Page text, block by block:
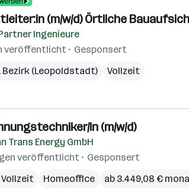
(m/w/d) Örtliche
Ingenieure
veröffentlicht
Gesponsert
Bezirk (Leopoldstadt)
Vollzeit
in (m/w/d)
Trans Energy GmbH
veröffentlicht
Gesponsert
Vollzeit Homeoffice ab 3.449,08 €